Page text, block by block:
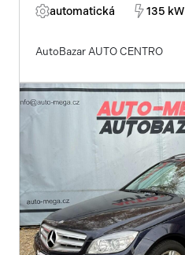
automatická 135 kW
AutoBazar AUTO CENTRO